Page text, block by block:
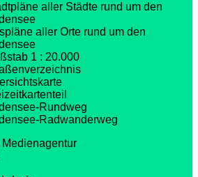
aller Städte rund um den
aller Orte rund um den
1 : 20.000
Rundweg
Radwanderweg